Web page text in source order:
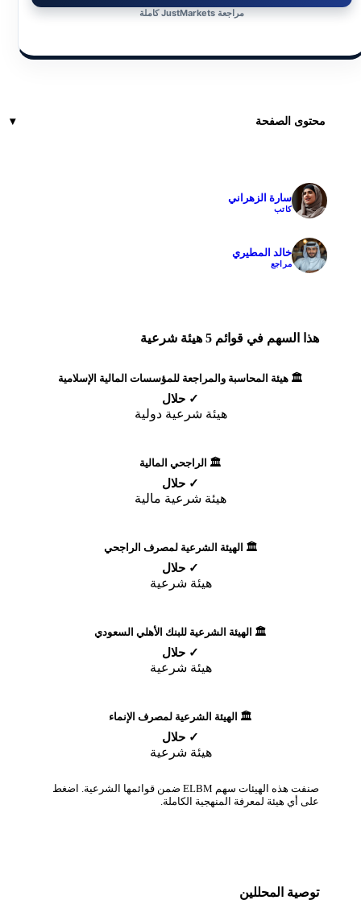
مراجعة JustMarkets كاملة
محتوى الصفحة
سارة الزهراني
كاتب
خالد المطيري
مراجع
هذا السهم في قوائم 5 هيئة شرعية
🏛️ هيئة المحاسبة والمراجعة للمؤسسات المالية الإسلامية
✓ حلال
هيئة شرعية دولية
🏛️ الراجحي المالية
✓ حلال
هيئة شرعية مالية
🏛️ الهيئة الشرعية لمصرف الراجحي
✓ حلال
هيئة شرعية
🏛️ الهيئة الشرعية للبنك الأهلي السعودي
✓ حلال
هيئة شرعية
🏛️ الهيئة الشرعية لمصرف الإنماء
✓ حلال
هيئة شرعية
صنفت هذه الهيئات سهم ELBM ضمن قوائمها الشرعية. اضغط
على أي هيئة لمعرفة المنهجية الكاملة.
توصية المحللين